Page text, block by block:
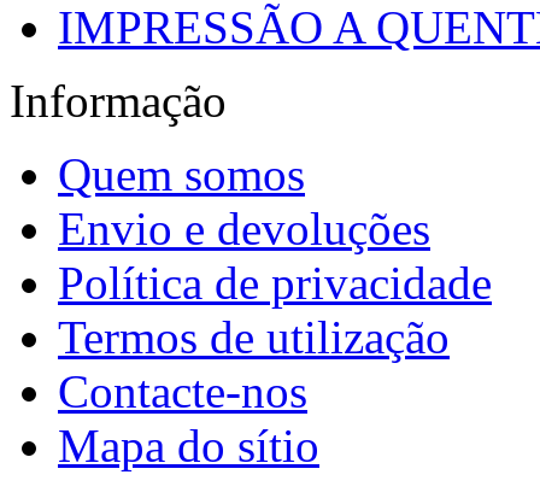
IMPRESSÃO A
Informação
Quem somos
Envio e devoluções
Política de privacidade
Termos de utilização
Contacte-nos
Mapa do sítio